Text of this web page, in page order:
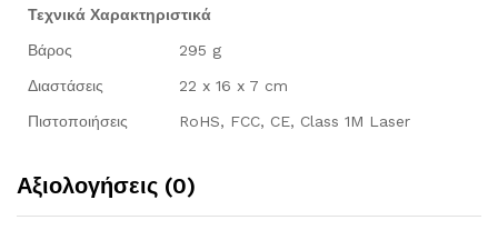
Τεχνικά Χαρακτηριστικά
Βάρος
295 g
Διαστάσεις
22 x 16 x 7 cm
Πιστοποιήσεις
RoHS, FCC, CE, Class 1M Laser
Αξιολογήσεις (0)